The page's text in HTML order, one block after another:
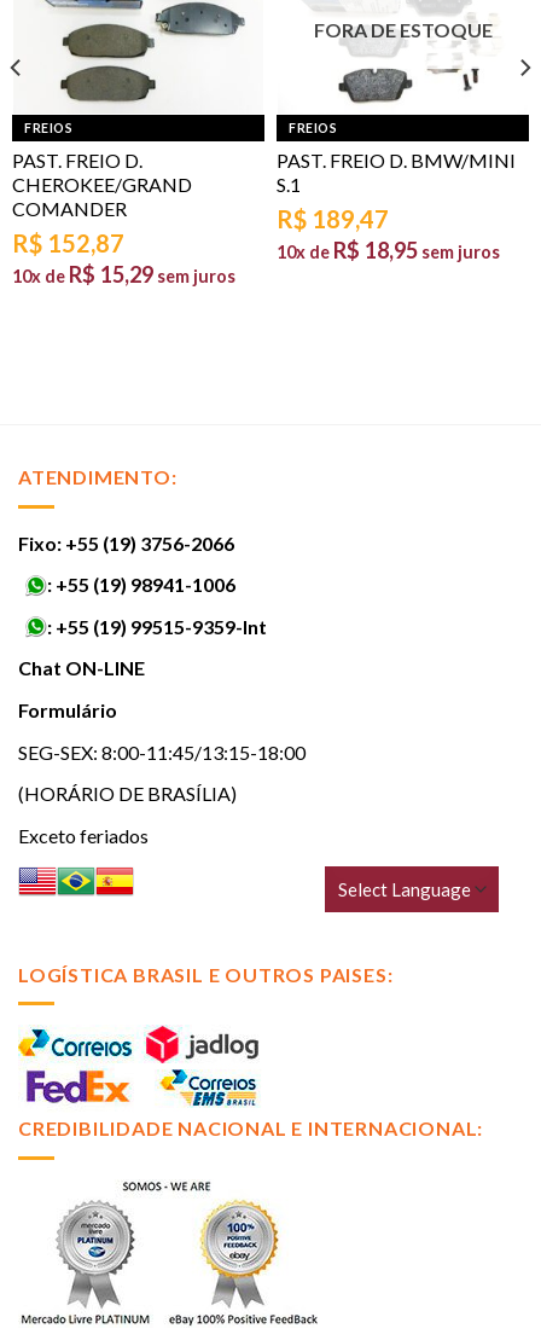
FREIOS
PAST. FREIO D.
CHEROKEE/GRAND
COMANDER
R$ 152,87
10x de R$ 15,29 sem juros
FORA DE ESTOQUE
FREIOS
PAST. FREIO D. BMW/MINI
S.1
R$ 189,47
10x de R$ 18,95 sem juros
ATENDIMENTO:
Fixo: +55 (19) 3756-2066
: +55 (19) 98941-1006
: +55 (19) 99515-9359-Int
Chat ON-LINE
Formulário
SEG-SEX: 8:00-11:45/13:15-18:00
(HORÁRIO DE BRASÍLIA)
Exceto feriados
LOGÍSTICA BRASIL E OUTROS PAISES:
CREDIBILIDADE NACIONAL E INTERNACIONAL: